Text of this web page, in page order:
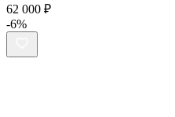
62 000 ₽
-6%